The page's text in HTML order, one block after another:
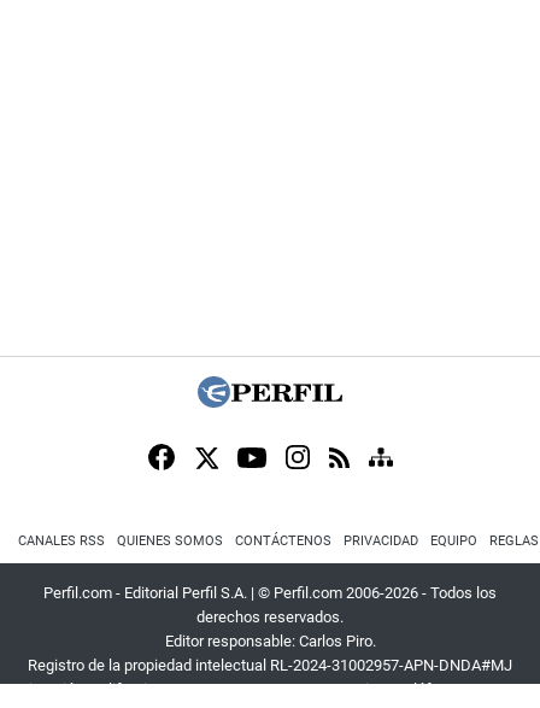
CANALES RSS QUIENES SOMOS CONTÁCTENOS PRIVACIDAD EQUIPO
Perfil.com - Editorial Perfil S.A. | © Perfil.com 2006-2026 - Todos los
derechos reservados.
Editor responsable: Carlos Piro.
Registro de la propiedad intelectual RL-2024-31002957-APN-DNDA#MJ
Dirección:California 2715,C1289ABI,CABA, Argentina| Teléfono:+54 9 11